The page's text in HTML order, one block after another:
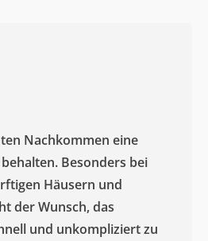
Nachkommen eine
Besonders bei
Häusern und
der Wunsch, das
und unkompliziert zu